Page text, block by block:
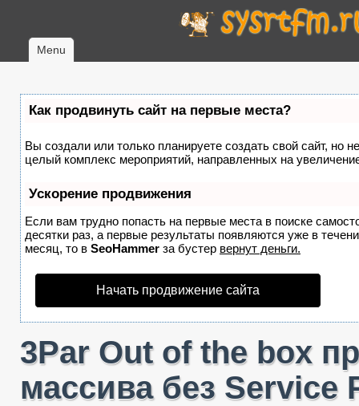
Menu
Как продвинуть сайт на первые места?
Вы создали или только планируете создать свой сайт, но
целый комплекс мероприятий, направленных на
Ускорение продвижения
Если вам трудно попасть на первые места в поиске
десятки раз, а первые результаты появляются уже в
месяц, то в SeoHammer за бустер вернут деньги.
Начать продвижение сайта
3Par Out of the box
массива без Service